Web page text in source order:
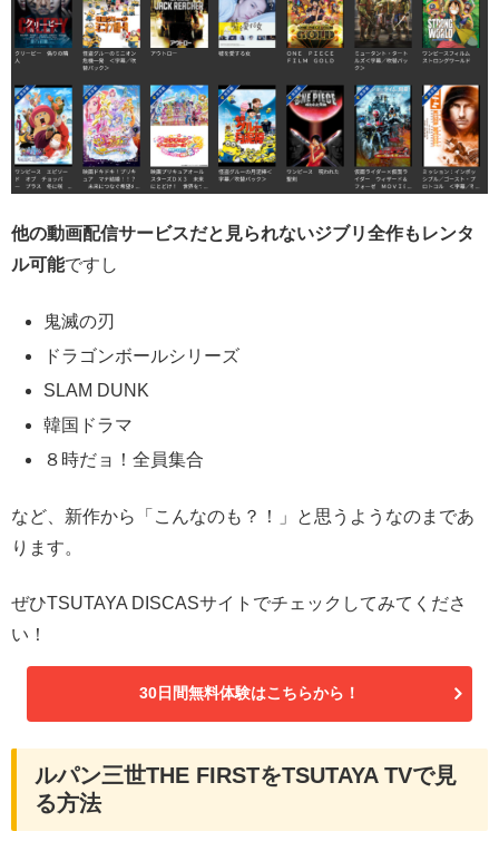
他の動画配信サービスだと見られないジブリ全作もレンタ
ル可能ですし
鬼滅の刃
ドラゴンボールシリーズ
SLAM DUNK
韓国ドラマ
８時だョ！全員集合
など、新作から「こんなのも？！」と思うようなのまであ
ります。
ぜひTSUTAYA DISCASサイトでチェックしてみてくださ
い！
30日間無料体験はこちらから！
ルパン三世THE FIRSTをTSUTAYA TVで見
る方法